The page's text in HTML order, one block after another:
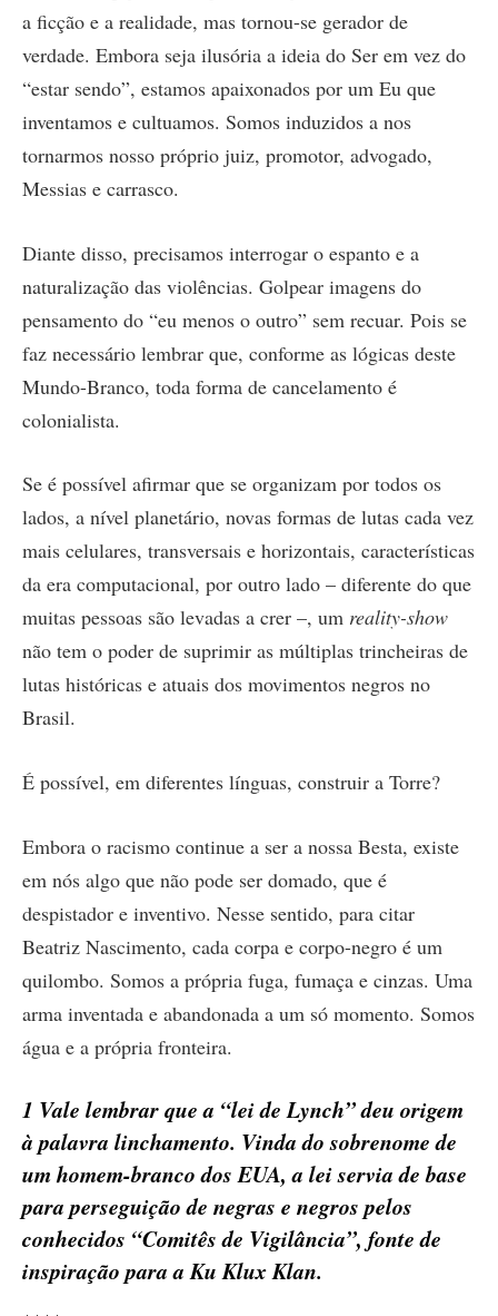
a ficção e a realidade, mas tornou-se gerador de
verdade. Embora seja ilusória a ideia do Ser em vez do
“estar sendo”, estamos apaixonados por um Eu que
inventamos e cultuamos. Somos induzidos a nos
tornarmos nosso próprio juiz, promotor, advogado,
Messias e carrasco.
Diante disso, precisamos interrogar o espanto e a
naturalização das violências. Golpear imagens do
pensamento do “eu menos o outro” sem recuar. Pois se
faz necessário lembrar que, conforme as lógicas deste
Mundo-Branco, toda forma de cancelamento é
colonialista.
Se é possível afirmar que se organizam por todos os
lados, a nível planetário, novas formas de lutas cada vez
mais celulares, transversais e horizontais, características
da era computacional, por outro lado – diferente do que
muitas pessoas são levadas a crer –, um reality-show
não tem o poder de suprimir as múltiplas trincheiras de
lutas históricas e atuais dos movimentos negros no
Brasil.
É possível, em diferentes línguas, construir a Torre?
Embora o racismo continue a ser a nossa Besta, existe
em nós algo que não pode ser domado, que é
despistador e inventivo. Nesse sentido, para citar
Beatriz Nascimento, cada corpa e corpo-negro é um
quilombo. Somos a própria fuga, fumaça e cinzas. Uma
arma inventada e abandonada a um só momento. Somos
água e a própria fronteira.
1 Vale lembrar que a “lei de Lynch” deu origem
à palavra linchamento. Vinda do sobrenome de
um homem-branco dos EUA, a lei servia de base
para perseguição de negras e negros pelos
conhecidos “Comitês de Vigilância”, fonte de
inspiração para a Ku Klux Klan.